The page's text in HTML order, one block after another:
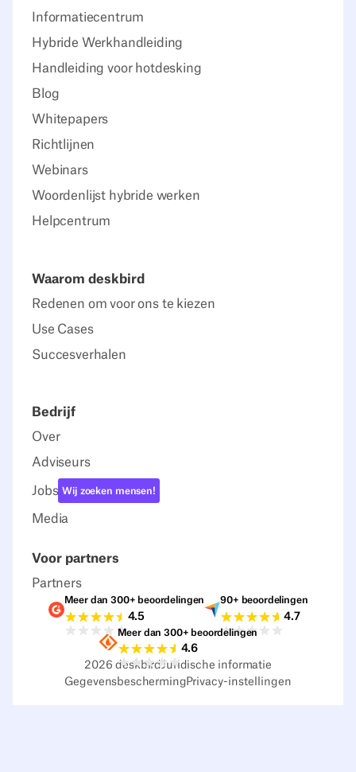
Informatiecentrum
Hybride Werkhandleiding
Handleiding voor hotdesking
Blog
Whitepapers
Richtlijnen
Webinars
Woordenlijst hybride werken
Helpcentrum
Waarom deskbird
Redenen om voor ons te kiezen
Use Cases
Succesverhalen
Bedrijf
Over
Adviseurs
Jobs Wij zoeken mensen!
Media
Voor partners
Partners
Beoordelingen G2
Meer dan 300+ beoordelingen
4.5
Beoordelingen
90+ beoordelingen
4.7
Beoordelingen Sourceforge
Meer dan 300+ beoordelingen
4.6
2026 deskbirdJuridische informatie
GegevensbeschermingPrivacy-instellingen